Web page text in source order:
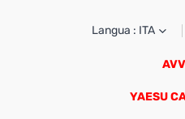
Langua : ITA
YAESU